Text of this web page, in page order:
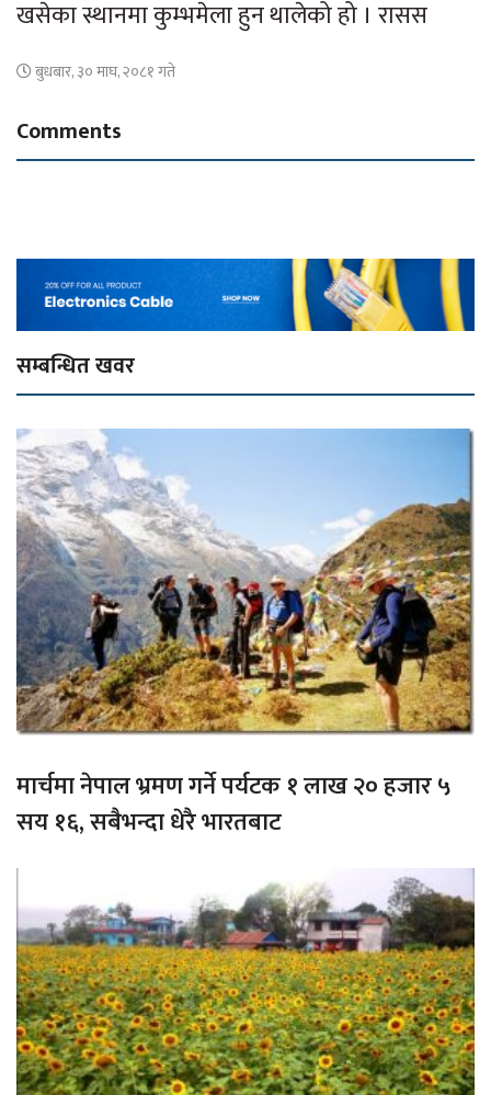
खसेका स्थानमा कुम्भमेला हुन थालेको हो । रासस
बुधबार, ३० माघ, २०८१ गते
Comments
सम्बन्धित खवर
मार्चमा नेपाल भ्रमण गर्ने पर्यटक १ लाख २० हजार ५
सय १६, सबैभन्दा धेरै भारतबाट